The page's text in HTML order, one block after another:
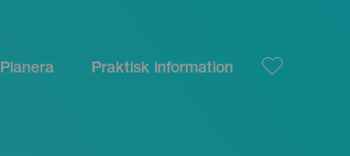
Planera Praktisk information